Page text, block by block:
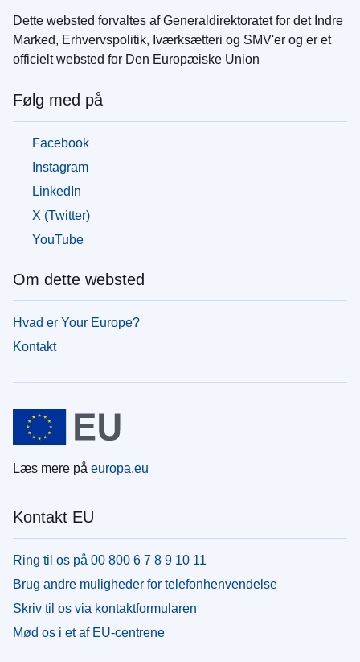
Dette websted forvaltes af Generaldirektoratet for det Indre
Marked, Erhvervspolitik, Iværksætteri og SMV'er og er et
officielt websted for Den Europæiske Union
Følg med på
Facebook
Instagram
LinkedIn
X (Twitter)
YouTube
Om dette websted
Hvad er Your Europe?
Kontakt
Læs mere på europa.eu
Kontakt EU
Ring til os på 00 800 6 7 8 9 10 11
Brug andre muligheder for telefonhenvendelse
Skriv til os via kontaktformularen
Mød os i et af EU-centrene